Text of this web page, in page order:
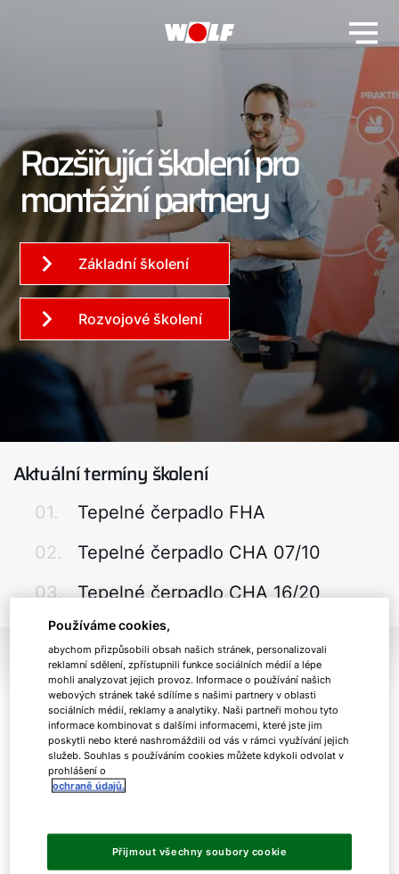
Rozšiřující školení pro
montážní partnery
Základní školení
Rozvojové školení
Aktuální termíny školení
01.
Tepelné čerpadlo FHA
02.
Tepelné čerpadlo CHA 07/10
03.
Tepelné čerpadlo CHA 16/20
01.Tepelné čerpadlo FHA
Cílem tohoto školení je detailní představení
monoblokového tepelného čerpadla FHA WOLF a
jeho konstrukce. Účastníci budou seznámeni s
postupy spojenými s instalací tepelného
čerpadla, se základními i rozšiřujícími moduly
tepelného čerpadla, což vám poskytne konkrétní
zkušenosti s jeho provozem.
Používáme cookies,
abychom přizpůsobili obsah našich stránek, personalizovali
reklamní sdělení, zpřístupnili funkce sociálních médií a lépe
mohli analyzovat jejich provoz. Informace o používání našich
webových stránek také sdílíme s našimi partnery v oblasti
sociálních médií, reklamy a analytiky. Naši partneři mohou tyto
informace kombinovat s dalšími informacemi, které jste jim
poskytli nebo které nashromáždili od vás v rámci využívání jejich
služeb. Souhlas s používáním cookies můžete kdykoli odvolat v
prohlášení o
ochraně údajů.
Přijmout všechny soubory cookie